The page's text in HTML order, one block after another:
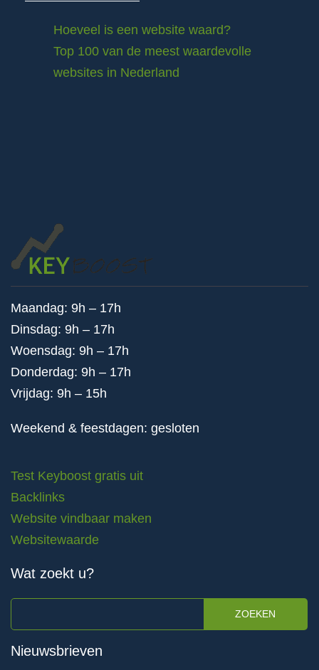
Hoeveel is een website waard?
Top 100 van de meest waardevolle
websites in Nederland
Maandag: 9h – 17h
Dinsdag: 9h – 17h
Woensdag: 9h – 17h
Donderdag: 9h – 17h
Vrijdag: 9h – 15h
Weekend & feestdagen: gesloten
Test Keyboost gratis uit
Backlinks
Website vindbaar maken
Websitewaarde
Wat zoekt u?
ZOEKEN
Nieuwsbrieven